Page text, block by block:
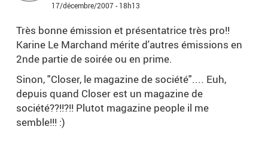
17/décembre/2007 - 18h13
Très bonne émission et présentatrice très pro!!
Karine Le Marchand mérite d'autres émissions en
2nde partie de soirée ou en prime.
Sinon, "Closer, le magazine de société".... Euh,
depuis quand Closer est un magazine de
société??!!?!! Plutot magazine people il me
semble!!! :)